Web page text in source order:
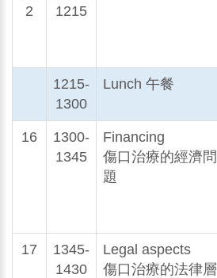
2
1215
1215-
1300
Lunch 午餐
16
1300-
1345
Financing
傷口治療的經濟問
題
17
1345-
1430
Legal aspects
傷口治療的法律層